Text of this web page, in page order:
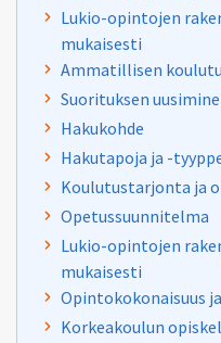
Lukio-opintojen
mukaisesti
Ammatillisen
Suorituksen
Hakukohde
Hakutapoja ja -
Koulutustarjonta ja
Opetussuunnitelma
Lukio-opintojen
mukaisesti
Opintokokonaisuus
Korkeakoulun